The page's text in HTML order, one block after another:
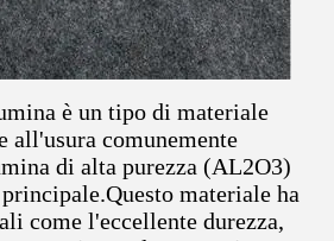
è un tipo di materiale
all'usura comunemente
di alta purezza (AL2O3)
materiale ha
come l'eccellente durezza,